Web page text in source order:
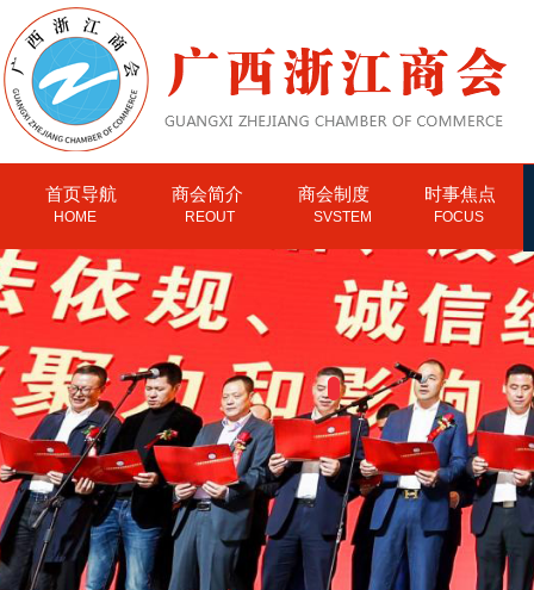
首页导航 商会简介 商会制度 时事焦点
HOME REOUT SVSTEM FOCUS